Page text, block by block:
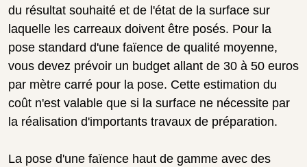
du résultat souhaité et de l'état de la surface sur
laquelle les carreaux doivent être posés. Pour la
pose standard d'une faïence de qualité moyenne,
vous devez prévoir un budget allant de 30 à 50 euros
par mètre carré pour la pose. Cette estimation du
coût n'est valable que si la surface ne nécessite par
la réalisation d'importants travaux de préparation.
La pose d'une faïence haut de gamme avec des